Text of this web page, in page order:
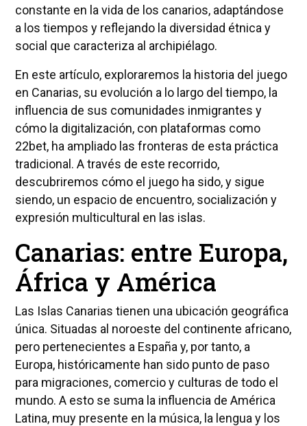
constante en la vida de los canarios, adaptándose
a los tiempos y reflejando la diversidad étnica y
social que caracteriza al archipiélago.
En este artículo, exploraremos la historia del juego
en Canarias, su evolución a lo largo del tiempo, la
influencia de sus comunidades inmigrantes y
cómo la digitalización, con plataformas como
22bet, ha ampliado las fronteras de esta práctica
tradicional. A través de este recorrido,
descubriremos cómo el juego ha sido, y sigue
siendo, un espacio de encuentro, socialización y
expresión multicultural en las islas.
Canarias: entre Europa,
África y América
Las Islas Canarias tienen una ubicación geográfica
única. Situadas al noroeste del continente africano,
pero pertenecientes a España y, por tanto, a
Europa, históricamente han sido punto de paso
para migraciones, comercio y culturas de todo el
mundo. A esto se suma la influencia de América
Latina, muy presente en la música, la lengua y los